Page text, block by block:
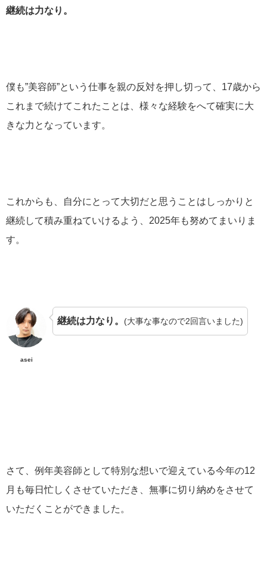
継続は力なり。
僕も”美容師”という仕事を親の反対を押し切って、17歳から
これまで続けてこれたことは、様々な経験をへて確実に大
きな力となっています。
これからも、自分にとって大切だと思うことはしっかりと
継続して積み重ねていけるよう、2025年も努めてまいりま
す。
asei
継続は力なり。 (大事な事なので2回言いました)
さて、例年美容師として特別な想いで迎えている今年の12
月も毎日忙しくさせていただき、無事に切り納めをさせて
いただくことができました。